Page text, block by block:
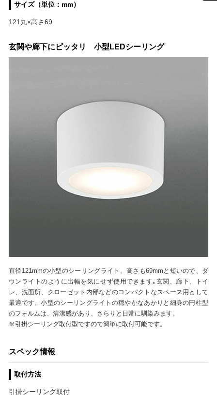
サイズ（単位：mm）
121丸×高さ69
玄関や廊下にピッタリ 小型LEDシーリング
直径121mmの小型のシーリングライト。高さも69mmと短いので、ダ
ウンライトのように出幅を気にせず使用できます｡玄関、廊下、トイ
レ、洗面所、クローゼット内部などのコンパクトなスペース用として
最適です。小型のシーリングライトの穏やかなあかりと細身の円柱型
のフォルムは、清潔感があり、さらりと日常に馴染みます。
※引掛シーリング取付型ですので簡単に取付可能です。
スペック情報
取付方法
引掛シーリング取付